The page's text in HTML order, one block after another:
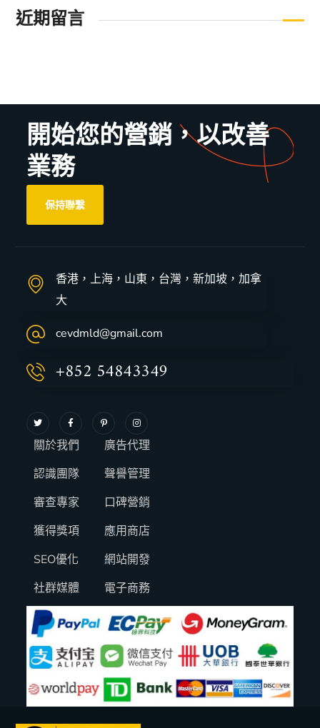
近期留言
開始您的營銷，以改善
業務
保持聯繫
香港，上海，山東，台灣，新加坡，加拿
大
cevdmld@gmail.com
+852 54843349
關於我們
認識團隊
審查專家
獲得獎項
SEO優化
社群媒體
廣告代理
聲譽管理
口碑營銷
應用商店
網站開發
電子商務